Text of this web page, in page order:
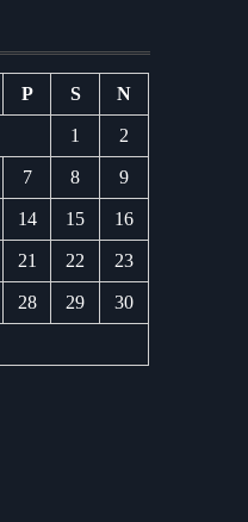
P S N
1 2
7 8 9
14 15 16
21 22 23
28 29 30